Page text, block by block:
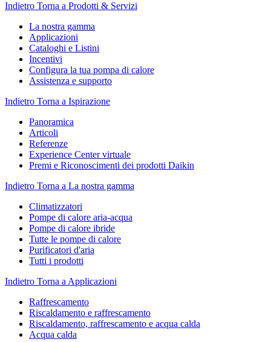
Indietro Torna a Prodotti & Servizi
La nostra gamma
Applicazioni
Cataloghi e Listini
Incentivi
Configura la tua pompa di calore
Assistenza e supporto
Indietro Torna a Ispirazione
Panoramica
Articoli
Referenze
Experience Center virtuale
Premi e Riconoscimenti dei prodotti Daikin
Indietro Torna a La nostra gamma
Climatizzatori
Pompe di calore aria-acqua
Pompe di calore ibride
Tutte le pompe di calore
Purificatori d'aria
Tutti i prodotti
Indietro Torna a Applicazioni
Raffrescamento
Riscaldamento e raffrescamento
Riscaldamento, raffrescamento e acqua calda
Acqua calda